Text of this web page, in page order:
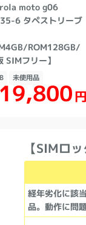
moto g06
6 タペストリーブ
ROM128GB/
SIMフリー】
未使用品
19,800円
【SIMロ
経年劣化に該
品。動作に問